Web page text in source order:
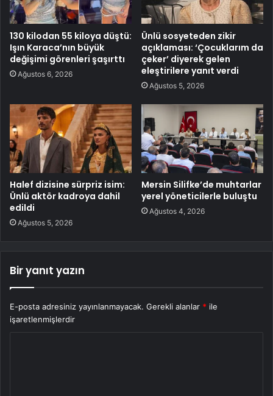
130 kilodan 55 kiloya düştü:
Işın Karaca’nın büyük
değişimi görenleri şaşırttı
Ağustos 6, 2026
Ünlü sosyeteden zikir
açıklaması: ‘Çocuklarım da
çeker’ diyerek gelen
eleştirilere yanıt verdi
Ağustos 5, 2026
Halef dizisine sürpriz isim:
Ünlü aktör kadroya dahil
edildi
Ağustos 5, 2026
Mersin Silifke’de muhtarlar
yerel yöneticilerle buluştu
Ağustos 4, 2026
Bir yanıt yazın
E-posta adresiniz yayınlanmayacak. Gerekli alanlar * ile
işaretlenmişlerdir